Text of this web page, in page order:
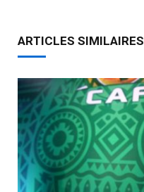
ARTICLES SIMILAIRES